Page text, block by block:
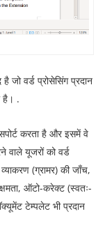
जो वर्ड प्रोसेसिंग प्रदान
है। .
करता है और इसमें वे
वाले यूजरों को वर्ड
(ग्रामर) की जाँच,
क्षमता, ऑटो-करेक्ट (स्वतः-
टेम्पलेट भी प्रदान